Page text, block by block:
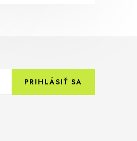
PRIHLÁSIŤ SA